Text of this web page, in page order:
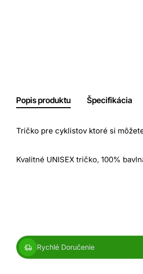
Popis produktu Špecifikácia
Tričko pre cyklistov ktoré si
Kvalitné UNISEX tričko, 100%
Rychlé Doručenie